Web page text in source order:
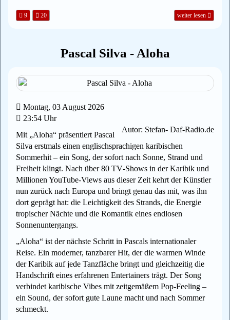
9 20 weiter lesen
Pascal Silva - Aloha
Montag, 03 August 2026
23:54 Uhr
Autor: Stefan- Daf-Radio.de
Mit „Aloha“ präsentiert Pascal
Silva erstmals einen englischsprachigen karibischen
Sommerhit – ein Song, der sofort nach Sonne, Strand und
Freiheit klingt. Nach über 80 TV‑Shows in der Karibik und
Millionen YouTube‑Views aus dieser Zeit kehrt der Künstler
nun zurück nach Europa und bringt genau das mit, was ihn
dort geprägt hat: die Leichtigkeit des Strands, die Energie
tropischer Nächte und die Romantik eines endlosen
Sonnenuntergangs.
„Aloha“ ist der nächste Schritt in Pascals internationaler
Reise. Ein moderner, tanzbarer Hit, der die warmen Winde
der Karibik auf jede Tanzfläche bringt und gleichzeitig die
Handschrift eines erfahrenen Entertainers trägt. Der Song
verbindet karibische Vibes mit zeitgemäßem Pop‑Feeling –
ein Sound, der sofort gute Laune macht und nach Sommer
schmeckt.